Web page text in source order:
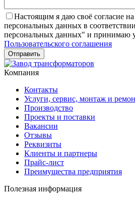
Настоящим я даю своё согласие
персональных данных в
персональных данных" и принимаю
Пользовательского соглашения
Компания
Контакты
Услуги, сервис, монтаж и
Производство
Проекты и поставки
Вакансии
Отзывы
Реквизиты
Клиенты и партнеры
Прайс-лист
Преимущества предприятия
Полезная информация